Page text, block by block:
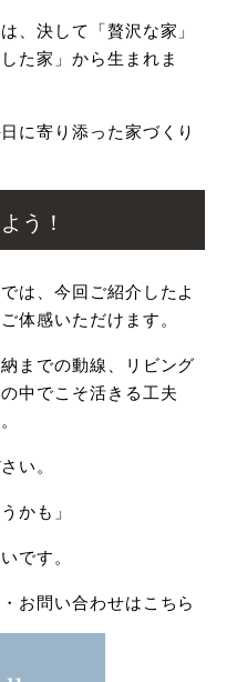
、決して「贅沢な家」
た家」から生まれま
に寄り添った家づくり
う！
は、今回ご紹介したよ
体感いただけます。
までの動線、リビング
中でこそ活きる工夫
い。
かも」
です。
お問い合わせはこちら